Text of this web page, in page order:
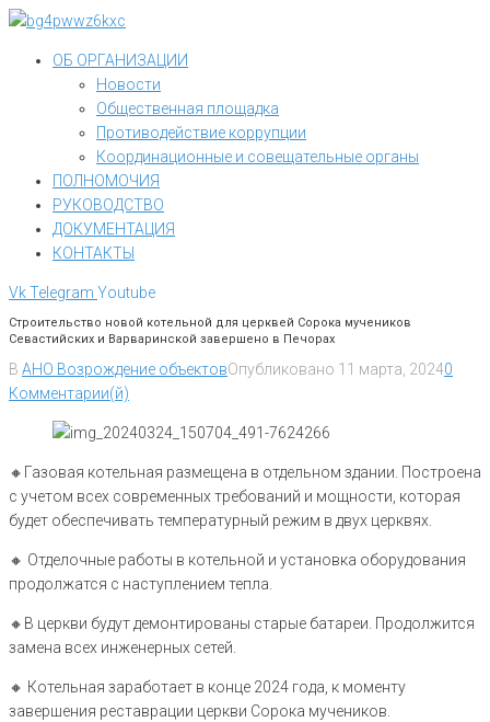
Перейти
контентуОБ ОРГАНИЗАЦИИ
Новости
Общественная площадка
Противодействие коррупции
Координационные и совещательные органы
ПОЛНОМОЧИЯ
РУКОВОДСТВО
ДОКУМЕНТАЦИЯ
КОНТАКТЫ
VkTelegram Youtube
Строительство новой котельной для церквей Сорока мучеников
Севастийских и Варваринской завершено в Печорах
В АНО Возрождение объектовОпубликовано 11 марта, 20240
Комментарии(й)
🔸️Газовая котельная размещена в отдельном здании. Построена
с учетом всех современных требований и мощности, которая
будет обеспечивать температурный режим в двух церквях.
🔸️ Отделочные работы в котельной и установка оборудования
продолжатся с наступлением тепла.
🔸️В церкви будут демонтированы старые батареи. Продолжится
замена всех инженерных сетей.
🔸️ Котельная заработает в конце 2024 года, к моменту
завершения реставрации церкви Сорока мучеников.